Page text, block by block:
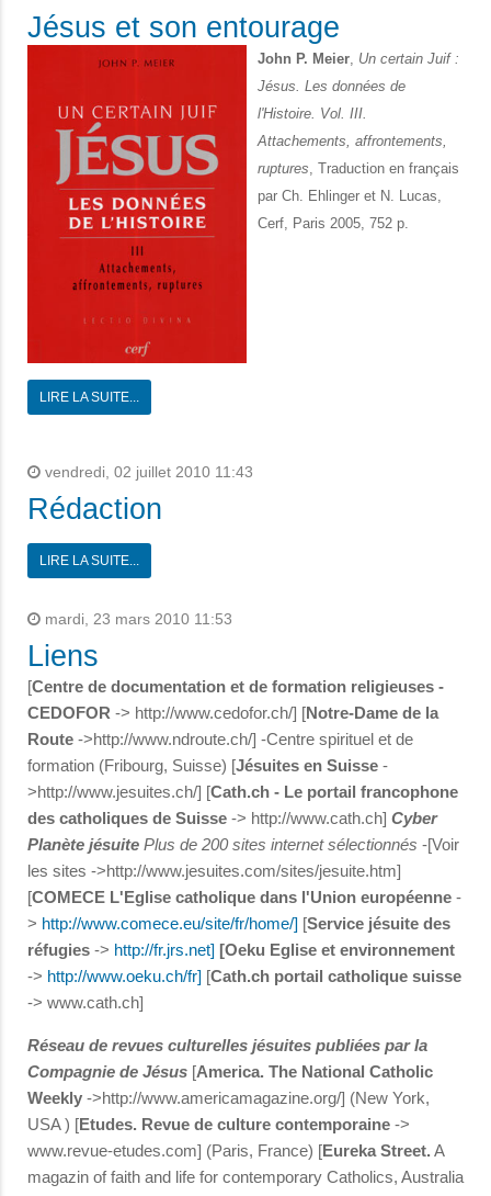
Jésus et son entourage
John P. Meier Un certain Juif :
Jésus. Les données de
l'Histoire. Vol. III.
Attachements, affrontements,
ruptures , Traduction en français
par Ch. Ehlinger et N. Lucas,
Cerf, Paris 2005, 752 p.
LIRE LA SUITE...
vendredi, 02 juillet 2010 11:43
Rédaction
LIRE LA SUITE...
mardi, 23 mars 2010 11:53
Liens
[Centre de documentation et de formation religieuses -
CEDOFOR -> http://www.cedofor.ch/] [Notre-Dame de la
Route ->http://www.ndroute.ch/] -Centre spirituel et de
formation (Fribourg, Suisse) [Jésuites en Suisse -
>http://www.jesuites.ch/] [Cath.ch - Le portail francophone
des catholiques de Suisse -> http://www.cath.ch] Cyber
Planète jésuite Plus de 200 sites internet sélectionnés -[Voir
les sites ->http://www.jesuites.com/sites/jesuite.htm]
[COMECE L'Eglise catholique dans l'Union européenne -
> http://www.comece.eu/site/fr/home/] [Service jésuite des
réfugies -> http://fr.jrs.net] [Oeku Eglise et environnement
-> http://www.oeku.ch/fr] [Cath.ch portail catholique suisse
-> www.cath.ch]
Réseau de revues culturelles jésuites publiées par la
Compagnie de Jésus [America. The National Catholic
Weekly ->http://www.americamagazine.org/] (New York,
USA ) [Etudes. Revue de culture contemporaine ->
www.revue-etudes.com] (Paris, France) [Eureka Street. A
magazin of faith and life for contemporary Catholics, Australia